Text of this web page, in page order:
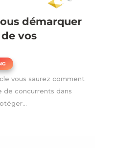
démarquer
vos
vous saurez comment
de concurrents dans